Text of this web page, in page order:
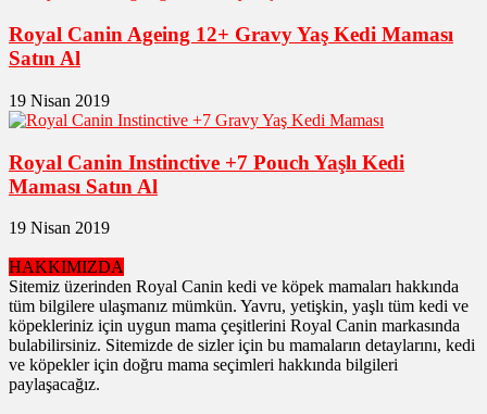
Royal Canin Ageing 12+ Gravy Yaş Kedi Maması
Satın Al
19 Nisan 2019
Royal Canin Instinctive +7 Pouch Yaşlı Kedi
Maması Satın Al
19 Nisan 2019
HAKKIMIZDA
Sitemiz üzerinden Royal Canin kedi ve köpek mamaları hakkında
tüm bilgilere ulaşmanız mümkün. Yavru, yetişkin, yaşlı tüm kedi ve
köpekleriniz için uygun mama çeşitlerini Royal Canin markasında
bulabilirsiniz. Sitemizde de sizler için bu mamaların detaylarını, kedi
ve köpekler için doğru mama seçimleri hakkında bilgileri
paylaşacağız.